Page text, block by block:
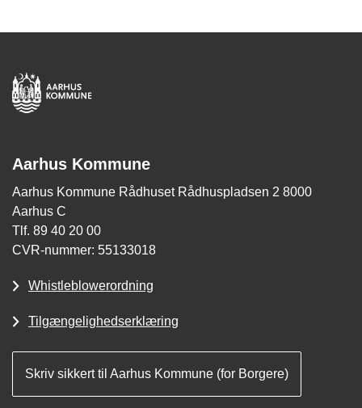
Aarhus Kommune
Aarhus Kommune Rådhuset Rådhuspladsen 2 8000
Aarhus C
Tlf. 89 40 20 00
CVR-nummer: 55133018
Whistleblowerordning
Tilgængelighedserklæring
Skriv sikkert til Aarhus Kommune (for Borgere)